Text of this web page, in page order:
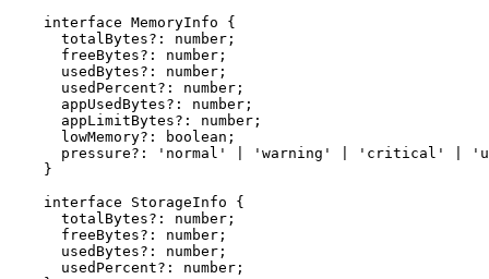
interface MemoryInfo {
totalBytes?: number ;
freeBytes?: number ;
usedBytes?: number ;
usedPercent?: number ;
appUsedBytes?: number ;
appLimitBytes?: number ;
lowMemory?: boolean ;
pressure?: 'normal' 'warning' 'critical'
}
interface
StorageInfo {
totalBytes?: number ;
freeBytes?: number ;
usedBytes?: number ;
usedPercent?: number ;